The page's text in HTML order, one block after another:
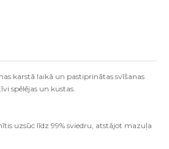
karstā laikā un pastiprinātas svīšanas
spēlējas un kustas.
uzsūc līdz 99% sviedru, atstājot mazuļa